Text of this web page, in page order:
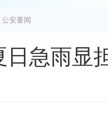
公安要闻
日急雨显